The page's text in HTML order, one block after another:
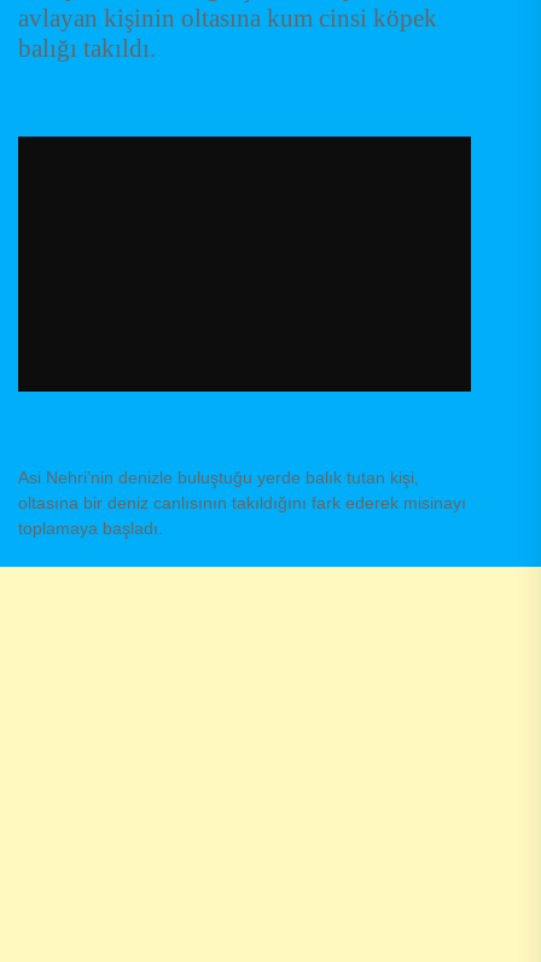
avlayan kişinin oltasına kum cinsi köpek
balığı takıldı.
Asi Nehri’nin denizle buluştuğu yerde balık tutan kişi,
oltasına bir deniz canlısının takıldığını fark ederek misinayı
toplamaya başladı.